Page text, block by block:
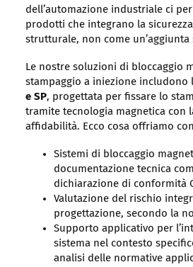
dell’automazione industriale ci
prodotti che integrano la
strutturale, non come un’aggiunta
Le nostre soluzioni di bloccaggio
stampaggio a iniezione includono
e SP, progettata per fissare lo
tramite tecnologia magnetica con
affidabilità. Ecco cosa offriamo
Sistemi di bloccaggio
documentazione tecnica
dichiarazione di conformità
Valutazione del rischio
progettazione, secondo la
Supporto applicativo per
sistema nel contesto
analisi delle normative